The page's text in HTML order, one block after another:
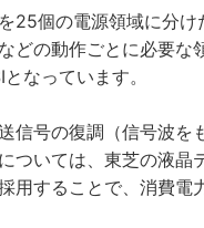
25個の電源領域に分
どの動作ごとに必要な
なっています。
信号の復調（信号波
ついては、東芝の液晶
用することで、消費電